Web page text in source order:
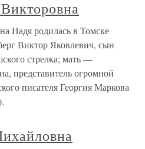
Надя родилась в Томске
Виктор Яковлевич, сын
стрелка; мать —
представитель огромной
писателя Георгия Маркова